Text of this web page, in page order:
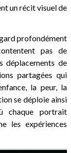
un récit visuel de
profondément
pas de
déplacements de
partagées qui
la peur, la
se déploie ainsi
chaque portrait
les expériences